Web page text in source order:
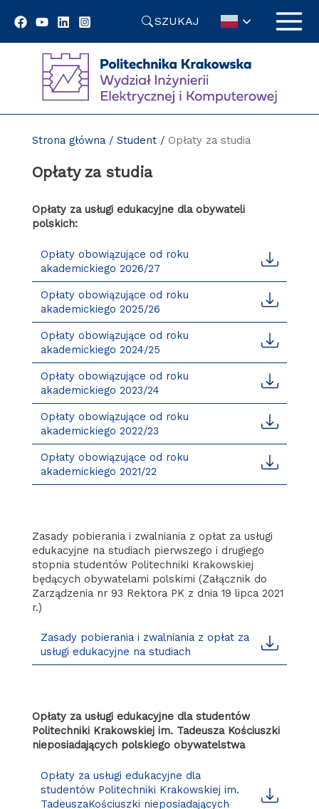
SZUKAJ
Strona główna/ Student/ Opłaty za studia
Opłaty za studia
Opłaty za usługi edukacyjne dla obywateli
polskich:
Opłaty obowiązujące od roku
akademickiego 2026/27
Opłaty obowiązujące od roku
akademickiego 2025/26
Opłaty obowiązujące od roku
akademickiego 2024/25
Opłaty obowiązujące od roku
akademickiego 2023/24
Opłaty obowiązujące od roku
akademickiego 2022/23
Opłaty obowiązujące od roku
akademickiego 2021/22
Zasady pobierania i zwalniania z opłat za usługi
edukacyjne na studiach pierwszego i drugiego
stopnia studentów Politechniki Krakowskiej
będących obywatelami polskimi (Załącznik do
Zarządzenia nr 93 Rektora PK z dnia 19 lipca 2021
r.)
Zasady pobierania i zwalniania z opłat za
usługi edukacyjne na studiach
Opłaty za usługi edukacyjne dla studentów
Politechniki Krakowskiej im. Tadeusza Kościuszki
nieposiadających polskiego obywatelstwa
Opłaty za usługi edukacyjne dla
studentów Politechniki Krakowskiej im.
TadeuszaKościuszki nieposiadających